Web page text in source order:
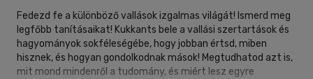
Fedezd fe a különböző vallások izgalmas világát! Ismerd meg
legfőbb tanításaikat! Kukkants bele a vallási szertartások és
hagyományok sokféleségébe, hogy jobban értsd, miben
hisznek, és hogyan gondolkodnak mások! Megtudhatod azt is,
mit mond mindenről a tudomány, és miért lesz egyre